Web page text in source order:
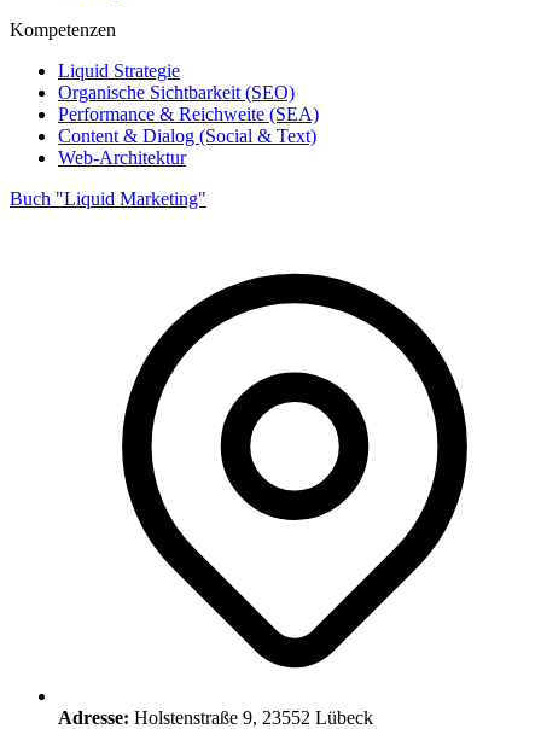
Kompetenzen
Liquid Strategie
Organische Sichtbarkeit (SEO)
Performance & Reichweite (SEA)
Content & Dialog (Social & Text)
Web-Architektur
Buch "Liquid Marketing"
Adresse: Holstenstraße 9, 23552 Lübeck